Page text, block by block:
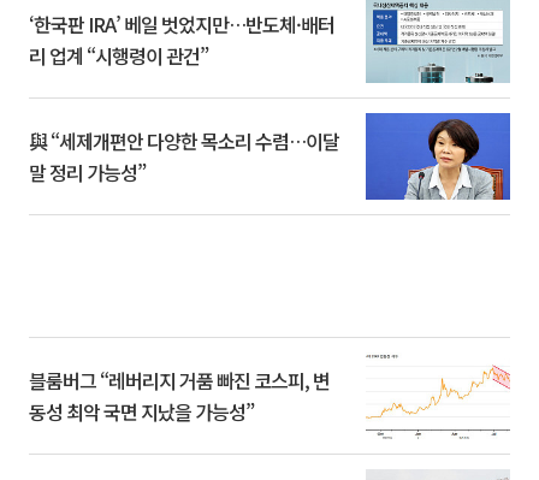
‘한국판 IRA’ 베일 벗었지만…반도체·배터
리 업계 “시행령이 관건”
與 “세제개편안 다양한 목소리 수렴…이달
말 정리 가능성”
블룸버그 “레버리지 거품 빠진 코스피, 변
동성 최악 국면 지났을 가능성”